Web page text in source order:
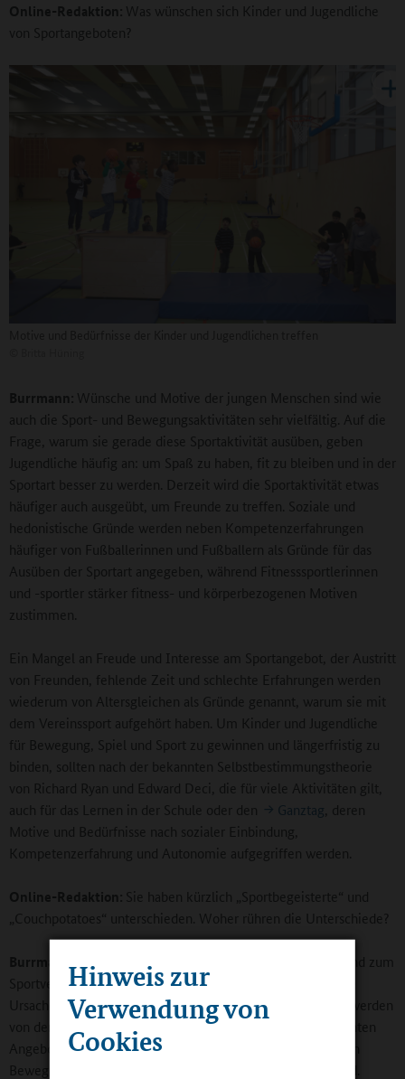
Hinweis zur
Verwendung von
Cookies
Online-Redaktion: Was wünschen sich Kinder und Jugendliche
von Sportangeboten?
Burrmann: Wünsche und Motive der jungen Menschen sind wie
auch die Sport- und Bewegungsaktivitäten sehr vielfältig. Auf die
Frage, warum sie gerade diese Sportaktivität ausüben, geben
Jugendliche häufig an: um Spaß zu haben, fit zu bleiben und in der
Sportart besser zu werden. Derzeit wird die Sportaktivität etwas
häufiger auch ausgeübt, um Freunde zu treffen. Soziale und
hedonistische Gründe werden neben Kompetenzerfahrungen
häufiger von Fußballerinnen und Fußballern als Gründe für das
Ausüben der Sportart angegeben, während Fitnesssportlerinnen
und -sportler stärker fitness- und körperbezogenen Motiven
zustimmen.
Ein Mangel an Freude und Interesse am Sportangebot, der Austritt
von Freunden, fehlende Zeit und schlechte Erfahrungen werden
wiederum von Altersgleichen als Gründe genannt, warum sie mit
dem Vereinssport aufgehört haben. Um Kinder und Jugendliche
für Bewegung, Spiel und Sport zu gewinnen und längerfristig zu
binden, sollten nach der bekannten Selbstbestimmungstheorie
von Richard Ryan und Edward Deci, die für viele Aktivitäten gilt,
auch für das Lernen in der Schule oder den
Ganztag , deren
Motive und Bedürfnisse nach sozialer Einbindung,
Kompetenzerfahrung und Autonomie aufgegriffen werden.
Online-Redaktion:
Sie haben kürzlich „Sportbegeisterte“ und
„Couchpotatoes“ unterschieden. Woher rühren die Unterschiede?
Burrmann:
Wie bereits gesagt, ist der Zugang zum Sport und zum
Sportverein im Besonderen nach wie vor sozial selektiv. Die
Ursachen sind vielfältig. Als Gründe für die Sportabstinenz werden
von den Jugendlichen selbst fehlende Lust, keine interessanten
Angebote und sportferne Freunde angegeben. Häufig fehlen
Bewegungserfahrungen und Vorbilder im familialen Umfeld.